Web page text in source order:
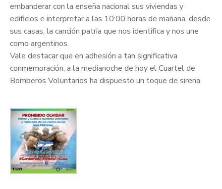
embanderar con la enseña nacional sus viviendas y
edificios e interpretar a las 10:00 horas de mañana, desde
sus casas, la canción patria que nos identifica y nos une
como argentinos.
Vale destacar que en adhesión a tan significativa
conmemoración, a la medianoche de hoy el Cuartel de
Bomberos Voluntarios ha dispuesto un toque de sirena.